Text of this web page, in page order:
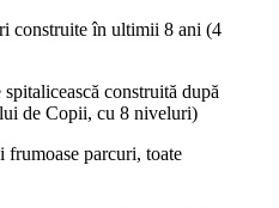
construite în ultimii 8 ani (4
construită după
de Copii, cu 8 niveluri)
frumoase parcuri, toate